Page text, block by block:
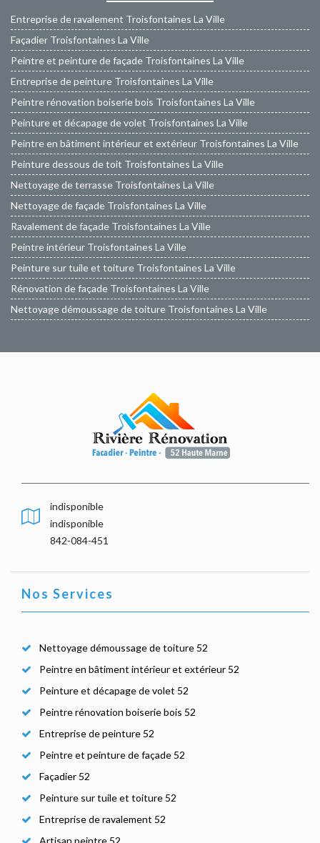
Entreprise de ravalement Troisfontaines La Ville
Façadier Troisfontaines La Ville
Peintre et peinture de façade Troisfontaines La Ville
Entreprise de peinture Troisfontaines La Ville
Peintre rénovation boiserie bois Troisfontaines La Ville
Peinture et décapage de volet Troisfontaines La Ville
Peintre en bâtiment intérieur et extérieur Troisfontaines La Ville
Peinture dessous de toit Troisfontaines La Ville
Nettoyage de terrasse Troisfontaines La Ville
Nettoyage de façade Troisfontaines La Ville
Ravalement de façade Troisfontaines La Ville
Peintre intérieur Troisfontaines La Ville
Peinture sur tuile et toiture Troisfontaines La Ville
Rénovation de façade Troisfontaines La Ville
Nettoyage démoussage de toiture Troisfontaines La Ville
indisponible
indisponible
842-084-451
Nos Services
Nettoyage démoussage de toiture 52
Peintre en bâtiment intérieur et extérieur 52
Peinture et décapage de volet 52
Peintre rénovation boiserie bois 52
Entreprise de peinture 52
Peintre et peinture de façade 52
Façadier 52
Peinture sur tuile et toiture 52
Entreprise de ravalement 52
Artisan peintre 52